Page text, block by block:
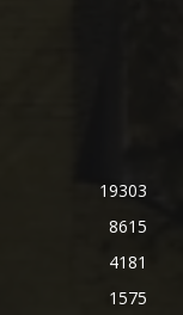
19303
8615
4181
1575